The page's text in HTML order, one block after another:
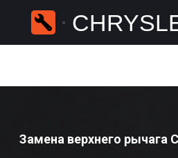
Замена верхнего рычага